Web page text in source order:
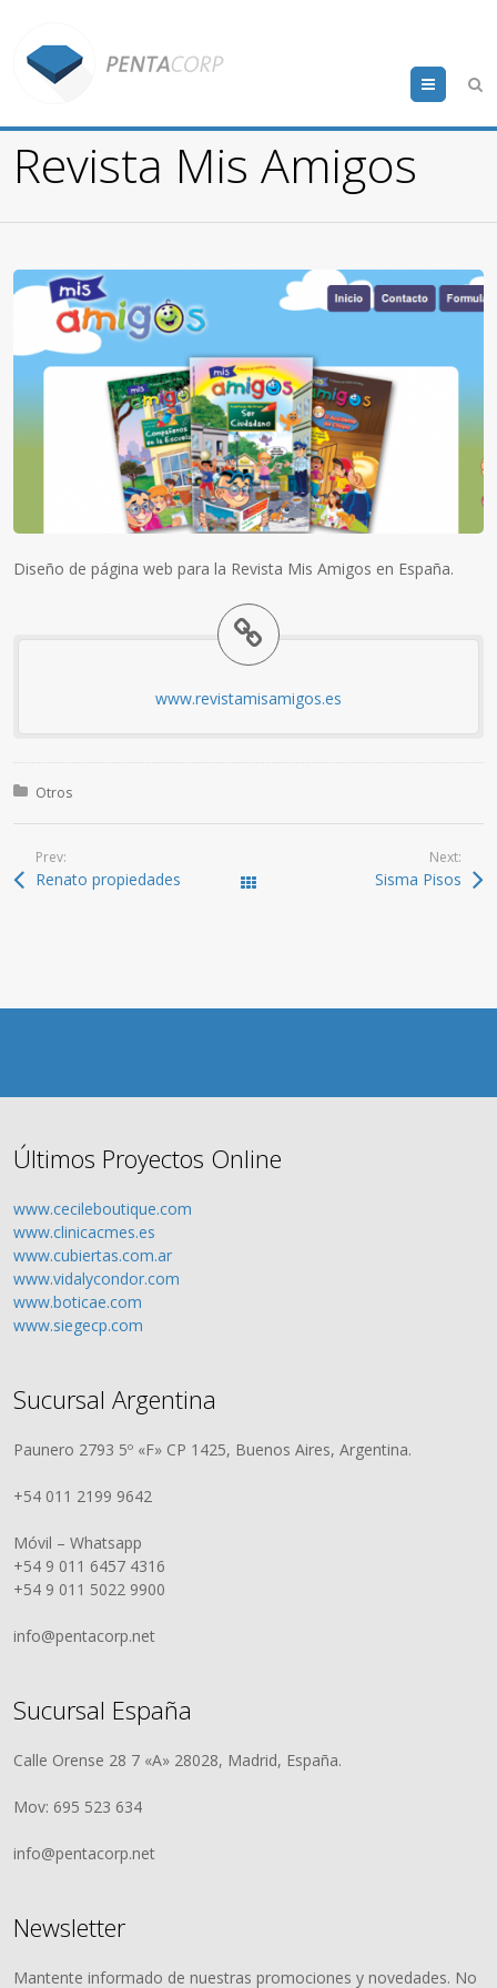
Menu
Revista Mis Amigos
Diseño de página web para la Revista Mis Amigos en España.
www.revistamisamigos.es
Posted in:
Otros
Prev:
Renato propiedades
Next:
Sisma Pisos
Últimos Proyectos Online
www.cecileboutique.com
www.clinicacmes.es
www.cubiertas.com.ar
www.vidalycondor.com
www.boticae.com
www.siegecp.com
Sucursal Argentina
Paunero 2793 5º «F» CP 1425, Buenos Aires, Argentina.
+54 011 2199 9642
Móvil – Whatsapp
+54 9 011 6457 4316
+54 9 011 5022 9900
info@pentacorp.net
Sucursal España
Calle Orense 28 7 «A» 28028, Madrid, España.
Mov: 695 523 634
info@pentacorp.net
Newsletter
Mantente informado de nuestras promociones y novedades. No